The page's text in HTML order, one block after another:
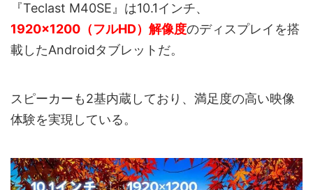
『Teclast M40SE』は10.1インチ、
1920×1200（フルHD）解像度のディスプレイを搭
載したAndroidタブレットだ。
スピーカーも2基内蔵しており、満足度の高い映像
体験を実現している。